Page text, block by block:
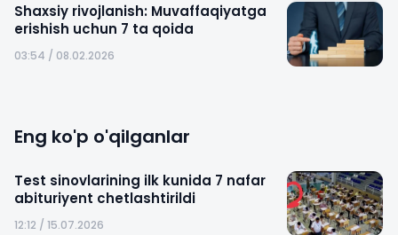
Shaxsiy rivojlanish: Muvaffaqiyatga
erishish uchun 7 ta qoida
03:54 / 08.02.2026
Eng ko'p o'qilganlar
Test sinovlarining ilk kunida 7 nafar
abituriyent chetlashtirildi
12:12 / 15.07.2026